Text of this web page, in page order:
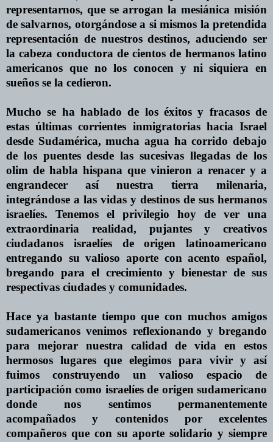
representarnos, que se arrogan la mesiánica misión
de salvarnos, otorgándose a si mismos la pretendida
representación de nuestros destinos, aduciendo ser
la cabeza conductora de cientos de hermanos latino
americanos que no los conocen y ni siquiera en
sueños se la cedieron.
Mucho se ha hablado de los éxitos y fracasos de
estas últimas corrientes inmigratorias hacia Israel
desde Sudamérica, mucha agua ha corrido debajo
de los puentes desde las sucesivas llegadas de los
olim de habla hispana que vinieron a renacer y a
engrandecer así nuestra tierra milenaria,
integrándose a las vidas y destinos de sus hermanos
israelíes. Tenemos el privilegio hoy de ver una
extraordinaria realidad, pujantes y creativos
ciudadanos israelíes de origen latinoamericano
entregando su valioso aporte con acento español,
bregando para el crecimiento y bienestar de sus
respectivas ciudades y comunidades.
Hace ya bastante tiempo que con muchos amigos
sudamericanos venimos reflexionando y bregando
para mejorar nuestra calidad de vidaen estos
hermosos lugares que elegimos para vivir y así
fuimos construyendo un valioso espacio de
participación como israelíes de origen sudamericano
donde nos sentimos permanentemente
acompañados y contenidos por excelentes
compañeros que con su aporte solidario y siempre